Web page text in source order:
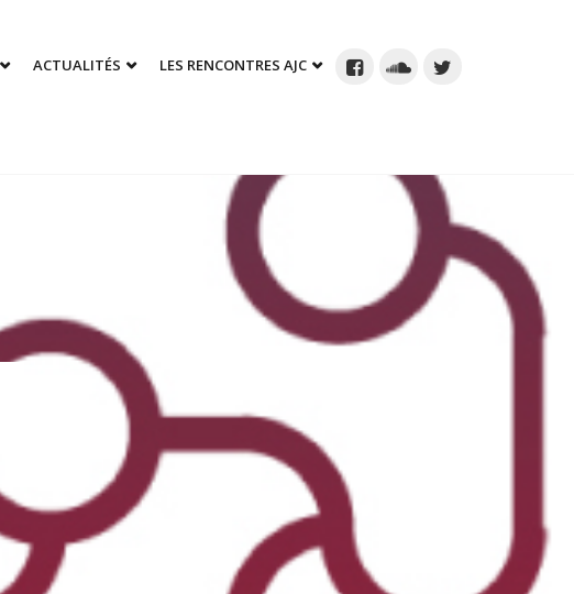
ACTUALITÉS LES RENCONTRES AJC